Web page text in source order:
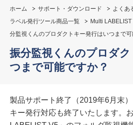
ホーム サポート・ダウンロード よくあ
ラベル発行ツール商品一覧
Multi
分監視くんのプロダクトキー発行はいつまで可
振分監視くんのプロダ
つまで可能ですか？
製品サポート終了（2019年6月末
キー発行対応も終了いたします。